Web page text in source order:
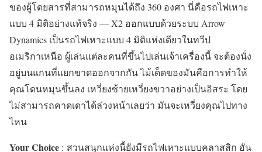
ของผู้โดยสารที่สามารถหมุนได้ถึง 360 องศา นี่คือรถไฟเหาะ
แบบ 4 มิติอย่างแท้จริง — X2 ออกแบบด้วยระบบ Arrow
Dynamics เป็นรถไฟเหาะแบบ 4 มิติแห่งเดียวในทวีป
อเมริกาเหนือ ผู้เล่นแต่ละคนที่ขึ้นไปเล่นเจ้าเครื่องนี้ จะต้องนั่ง
อยู่บนแกนที่แยกขาดออกจากกัน ไม้เด็ดของมันคือการทำให้
คุณโดนหมุนขึ้นลง เหวี่ยงซ้ายเหวี่ยงขวาอย่างเป็นอิสระ โดย
ไม่สามารถคาดเดาได้ล่วงหน้าเลยว่า มันจะเหวี่ยงคุณไปทาง
ไหน
Your Choice : สวนสนุกแห่งนี้ยังมีรถไฟเหาะแบบคลาสสิก อัน